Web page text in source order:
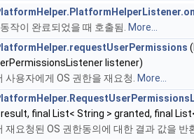
작이 완료되었을 때 호출됨. More...
listener)
사용자에게 OS 권한을 재요청. More...
result, final List< String > granted, final
재요청된 OS 권한동의에 대한 결과 값을 반